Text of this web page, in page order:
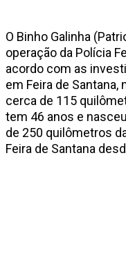
O Binho Galinha
operação da Polícia
acordo com as
em Feira de
cerca de 115
tem 46 anos e
de 250 quilômetros
Feira de Santana